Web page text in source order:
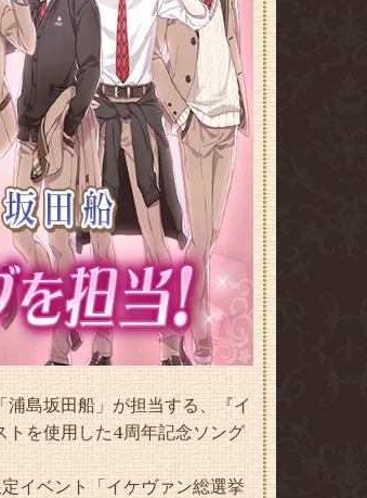
島坂田船」が担当する、『イ
を使用した4周年記念ソング
イベント「イケヴァン総選挙